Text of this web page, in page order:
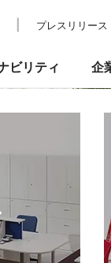
プレスリリース
防災・
ガバナンス
ビリティ
ーム プ
企
株式情報